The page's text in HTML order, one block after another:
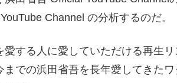
Channel の分析するのだ。
する人に愛していただける再生
での浜田省吾を長年愛してきた